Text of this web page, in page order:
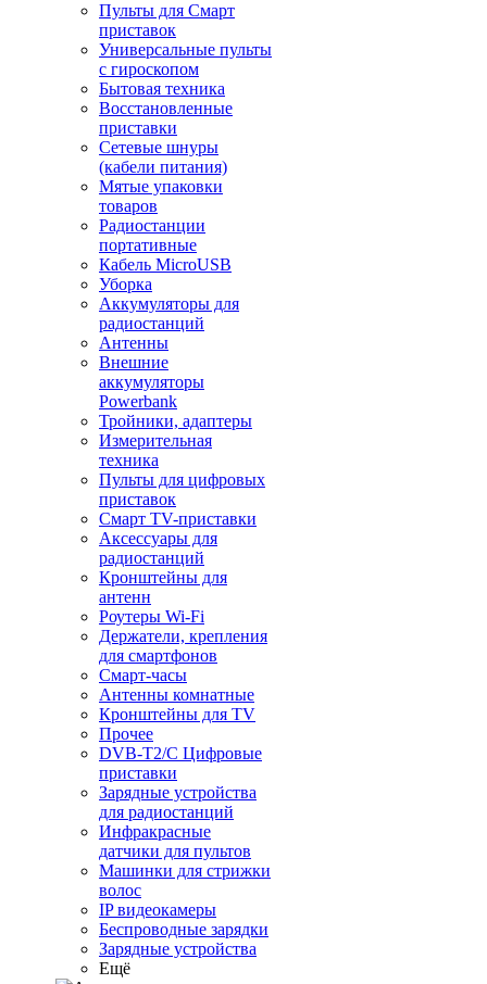
Пульты для Смарт
приставок
Универсальные пульты
с гироскопом
Бытовая техника
Восстановленные
приставки
Сетевые шнуры
(кабели питания)
Мятые упаковки
товаров
Радиостанции
портативные
Кабель MicroUSB
Уборка
Аккумуляторы для
радиостанций
Антенны
Внешние
аккумуляторы
Powerbank
Тройники, адаптеры
Измерительная
техника
Пульты для цифровых
приставок
Смарт ТV-приставки
Аксессуары для
радиостанций
Кронштейны для
антенн
Роутеры Wi-Fi
Держатели, крепления
для смартфонов
Смарт-часы
Антенны комнатные
Кронштейны для TV
Прочее
DVB-T2/C Цифровые
приставки
Зарядные устройства
для радиостанций
Инфракрасные
датчики для пультов
Машинки для стрижки
волос
IP видеокамеры
Беспроводные зарядки
Зарядные устройства
Ещё